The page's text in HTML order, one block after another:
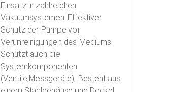
Einsatz in zahlreichen
Vakuumsystemen. Effektiver
Schutz der Pumpe vor
Verunreinigungen des Mediums.
Schützt auch die
Systemkomponenten
(Ventile,Messgeräte). Besteht aus